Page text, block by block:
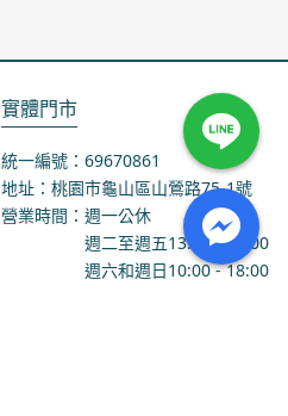
實體門市
統一編號：69670861
地址：桃園市龜山區山鶯路75-1號
營業時間：週一公休
週二至週五13:00 - 18:00
週六和週日10:00 - 18:00